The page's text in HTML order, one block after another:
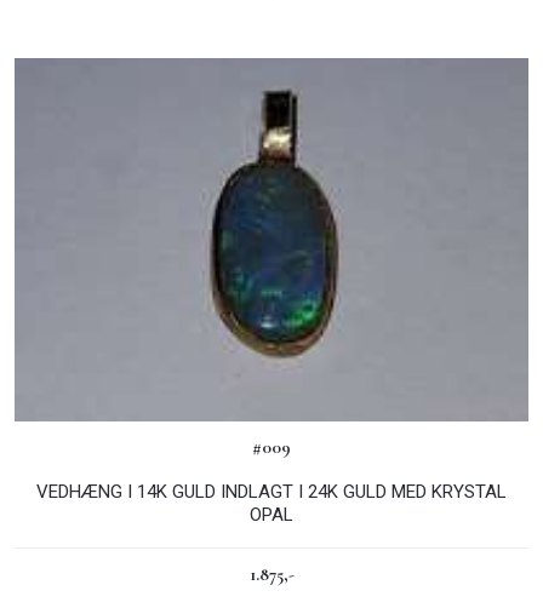
#009
VEDHÆNG I 14K GULD INDLAGT I 24K GULD MED KRYSTAL
OPAL
1.875,-